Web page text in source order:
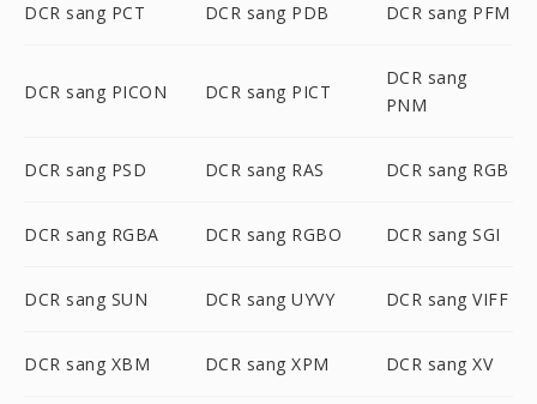
DCR sang PCT DCR sang PDB DCR sang PFM
DCR sang PICON DCR sang PICT
DCR sang
PNM
DCR sang PSD DCR sang RAS DCR sang RGB
DCR sang RGBA DCR sang RGBO DCR sang SGI
DCR sang SUN DCR sang UYVY DCR sang VIFF
DCR sang XBM DCR sang XPM DCR sang XV